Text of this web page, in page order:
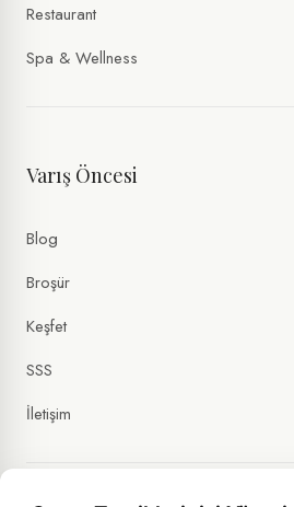
Restaurant
Spa & Wellness
Varış Öncesi
Blog
Broşür
Keşfet
SSS
İletişim